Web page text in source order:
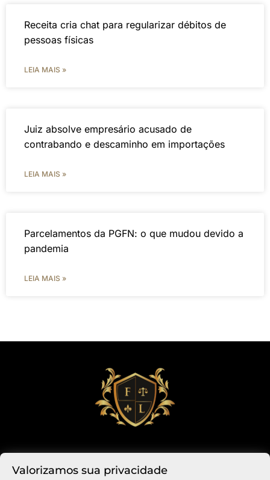
Receita cria chat para regularizar débitos de
pessoas físicas
LEIA MAIS »
Juiz absolve empresário acusado de
contrabando e descaminho em importações
LEIA MAIS »
Parcelamentos da PGFN: o que mudou devido a
pandemia
LEIA MAIS »
Valorizamos sua privacidade